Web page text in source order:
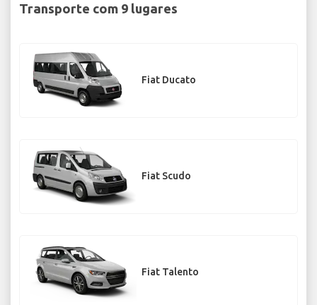
Transporte com 9 lugares
Fiat Ducato
Fiat Scudo
Fiat Talento